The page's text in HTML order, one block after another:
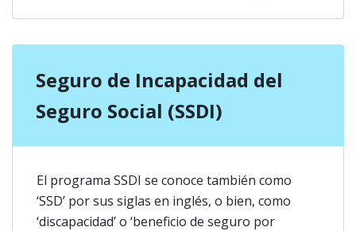
Seguro de Incapacidad del
Seguro Social (SSDI)
El programa SSDI se conoce también como
‘SSD’ por sus siglas en inglés, o bien, como
‘discapacidad’ o ‘beneficio de seguro por